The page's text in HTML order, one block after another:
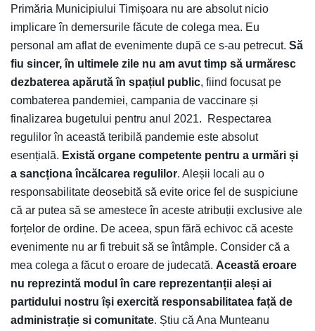
Primăria Municipiului Timișoara nu are absolut nicio
implicare în demersurile făcute de colega mea. Eu
personal am aflat de evenimente după ce s-au petrecut. Să
fiu sincer, în ultimele zile nu am avut timp să urmăresc
dezbaterea apărută în spațiul public, fiind focusat pe
combaterea pandemiei, campania de vaccinare și
finalizarea bugetului pentru anul 2021. Respectarea
regulilor în această teribilă pandemie este absolut
esențială. Există organe competente pentru a urmări și
a sancționa încălcarea regulilor. Aleșii locali au o
responsabilitate deosebită să evite orice fel de suspiciune
că ar putea să se amestece în aceste atribuții exclusive ale
forțelor de ordine. De aceea, spun fără echivoc că aceste
evenimente nu ar fi trebuit să se întâmple. Consider că a
mea colega a făcut o eroare de judecată. Această eroare
nu reprezintă modul în care reprezentanții aleși ai
partidului nostru își exercită responsabilitatea față de
administrație si comunitate. Știu că Ana Munteanu